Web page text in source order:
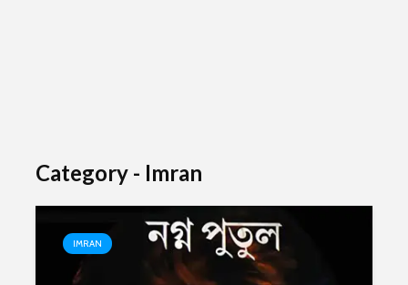
Category - Imran
IMRAN